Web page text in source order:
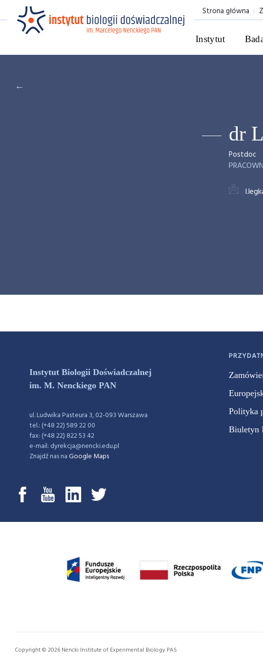
Strona główna
Instytut
←
dr
Postdoc
Instytut Biologii Doświadczalnej
im. M. Nenckiego PAN
ul. Ludwika Pasteura 3, 02-093 Warszawa
tel.: (+48 22) 589 22 00
fax: (+48 22) 822 53 42
e-mail: dyrekcja@nencki.edu.pl
Znajdź nas naGoogle Maps
Polityka
Biuletyn
Copyright © 2026 Nencki Institute of Experimental Biology PAS